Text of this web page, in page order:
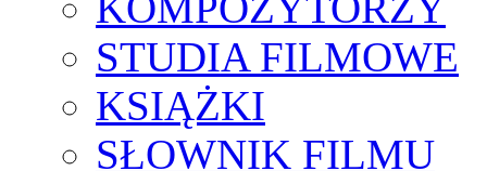
STUDIA FILMOWE
KSIĄŻKI
SŁOWNIK FILMU